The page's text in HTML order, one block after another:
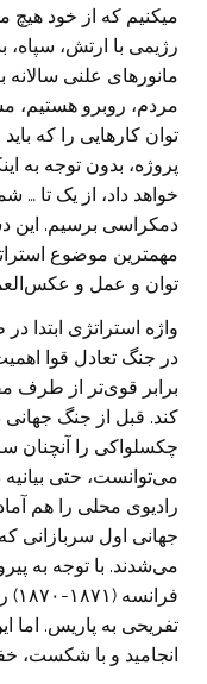
میکنیم که از خود هیچ
رژیمی با ارتش، سپاه،
مانورهای علنی
مردم، روبرو هستیم،
توان کارهایی را که
پروژه، بدون توجه
خواهد داد، از یک تا …
دمکراسی برسیم. این
مهمترین موضوع
توان و عمل و
واژه استراتژی ابتدا
در جنگ تعادل قوا
برابر قوی‌تر از طرف
کند. قبل از جنگ
چکسلواکی را آنچنان
می‌توانست، حتی
رادیوی محلی را هم
جهانی اول سربازانی
می‌شدند. با توجه به
تفریحی به پاریس.
انجامید و با شکست،